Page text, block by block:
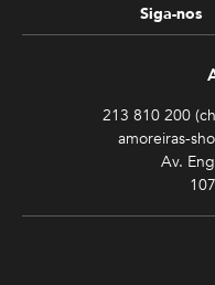
Siga-nos
213 810 200
amoreiras-
Av.